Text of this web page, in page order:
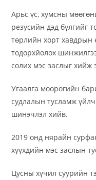
Арьс үс, хумсны
резусийн дэд бүлгийг
төрлийн хорт хавдрын
тодорхйолох
солих мэс заслыг хийж
Угаалга моорогийн
судлалын тусламж
шинэчлэл хийв.
2019 онд нярайн
хүүхдийн мэс заслын
Цусны хүчил суурийн